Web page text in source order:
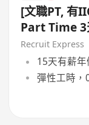
[文職PT, 有
Part Time
Recruit Express
15天有薪
彈性工時，